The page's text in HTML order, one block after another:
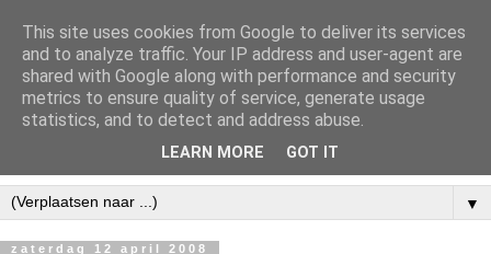
▼
zaterdag 12 april 2008
This site uses cookies from Google to deliver its services
and to analyze traffic. Your IP address and user-agent are
shared with Google along with performance and security
metrics to ensure quality of service, generate usage
statistics, and to detect and address abuse.
LEARN MORE GOT IT